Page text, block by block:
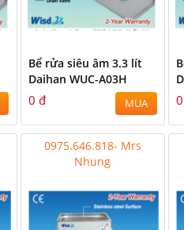
Bể rửa siêu âm 3.3 lít
Daihan WUC-A03H
0 đ MUA
0975.646.818- Mrs
Nhung